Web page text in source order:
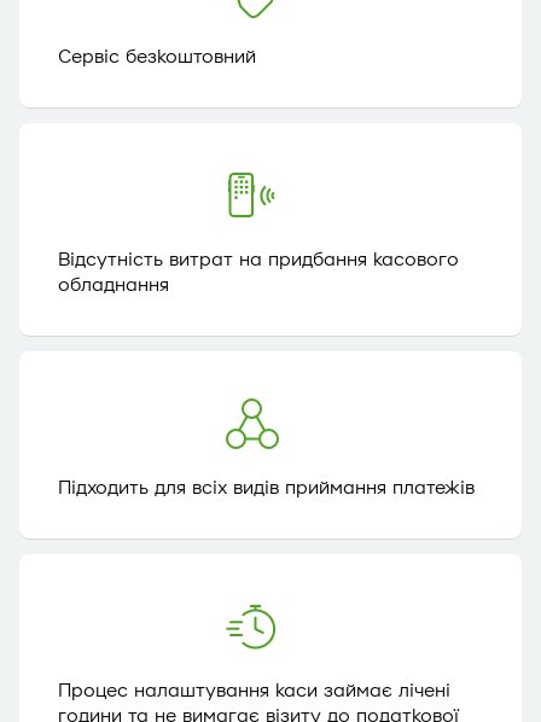
Сервіс безкоштовний
Відсутність витрат на придбання касового
обладнання
Підходить для всіх видів приймання платежів
Процес налаштування каси займає лічені
години та не вимагає візиту до податкової